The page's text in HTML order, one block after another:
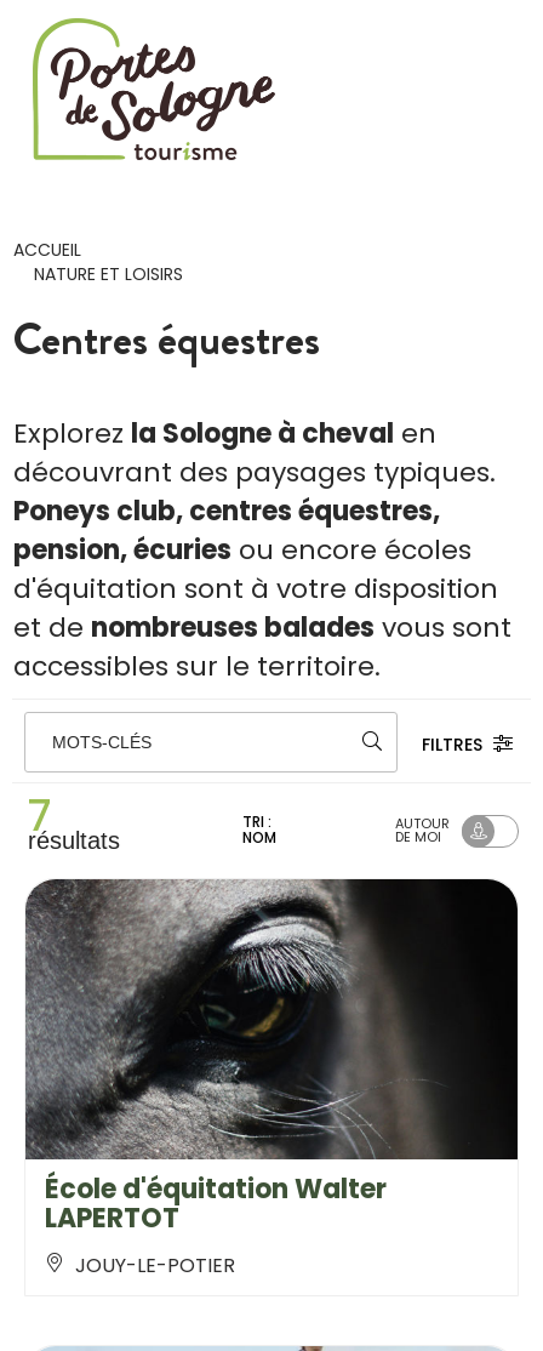
ACCUEIL
NATURE ET LOISIRS
Centres équestres
Explorez la Sologne à cheval en
découvrant des paysages typiques.
Poneys club, centres équestres,
pension, écuries ou encore écoles
d'équitation sont à votre disposition
et de nombreuses balades vous sont
accessibles sur le territoire.
MOTS-CLÉS FILTRES
7
résultats
TRI :
NOM
AUTOUR
DE MOI
École d'équitation Walter
LAPERTOT
JOUY-LE-POTIER